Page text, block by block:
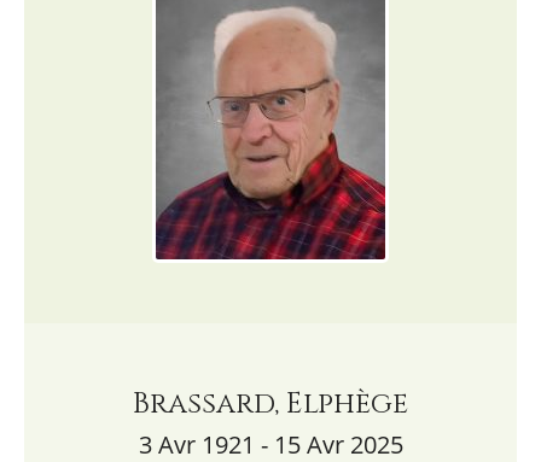
Brassard, Elphège
3 Avr 1921 - 15 Avr 2025